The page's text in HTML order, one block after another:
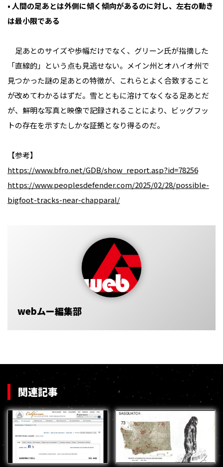
• 人間の足あとは外側に傾く傾向があるのに対し、左右の動き
は最小限である
足あとのサイズや歩幅だけでなく、グリーン氏が指摘した
「直線的」という点も見逃せない。メイン州とオハイオ州で
見つかった謎の足あとの特徴が、これらとよく合致すること
が改めてわかるはずだ。雪とともに溶けてなくなる足あとだ
が、鮮明な写真と映像で記録されることにより、ビッグフッ
トの存在を示すたしかな証拠となり得るのだ。
【参考】
https://www.bfro.net/GDB/show_report.asp?id=78256
https://www.peoplesdefender.com/2025/02/28/possible-
bigfoot-tracks-near-chapparal/
webムー編集部
関連記事